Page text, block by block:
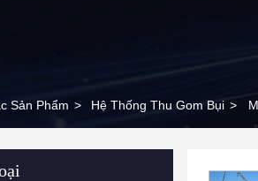
Sản Phẩm > Hệ Thống Thu Gom Bụi >